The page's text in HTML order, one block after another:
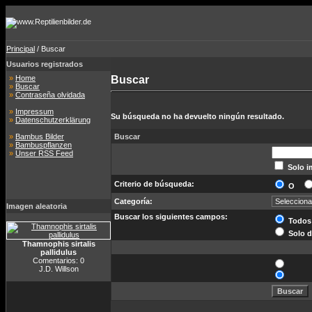
Principal / Buscar
Usuarios registrados
» Home
» Buscar
» Contraseña olvidada
» Impressum
» Datenschutzerklärung
» Bambus Bilder
» Bambuspflanzen
» Unser RSS Feed
Imagen aleatoria
Thamnophis sirtalis
pallidulus
Comentarios: 0
J.D. Willson
Buscar
Su búsqueda no ha devuelto ningún resultado.
Buscar
Solo
Criterio de búsqueda:
O
Categoría:
Buscar los siguientes campos:
Solo